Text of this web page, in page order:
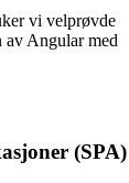
vi velprøvde
Angular med
(SPA)